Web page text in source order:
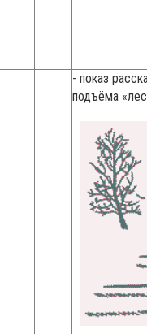
- показ
подъёма